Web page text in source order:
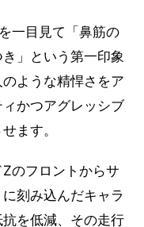
一目見て「鼻筋の
」という第一印象
ような精悍さをア
かつアグレッシブ
ます。
のフロントからサ
刻み込んだキャラ
を低減、その走行